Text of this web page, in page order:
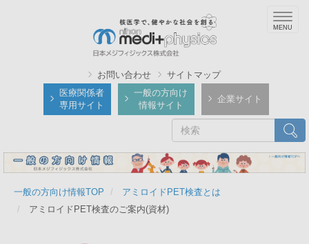
移
動
お問い合わせ
サイトマップ
医療関係者
専用サイト
一般の方向け
情報サイト
企業サイト
検索
一般の方向け情報TOP
アミロイドPET検査とは
アミロイドPET検査のご案内(資材)